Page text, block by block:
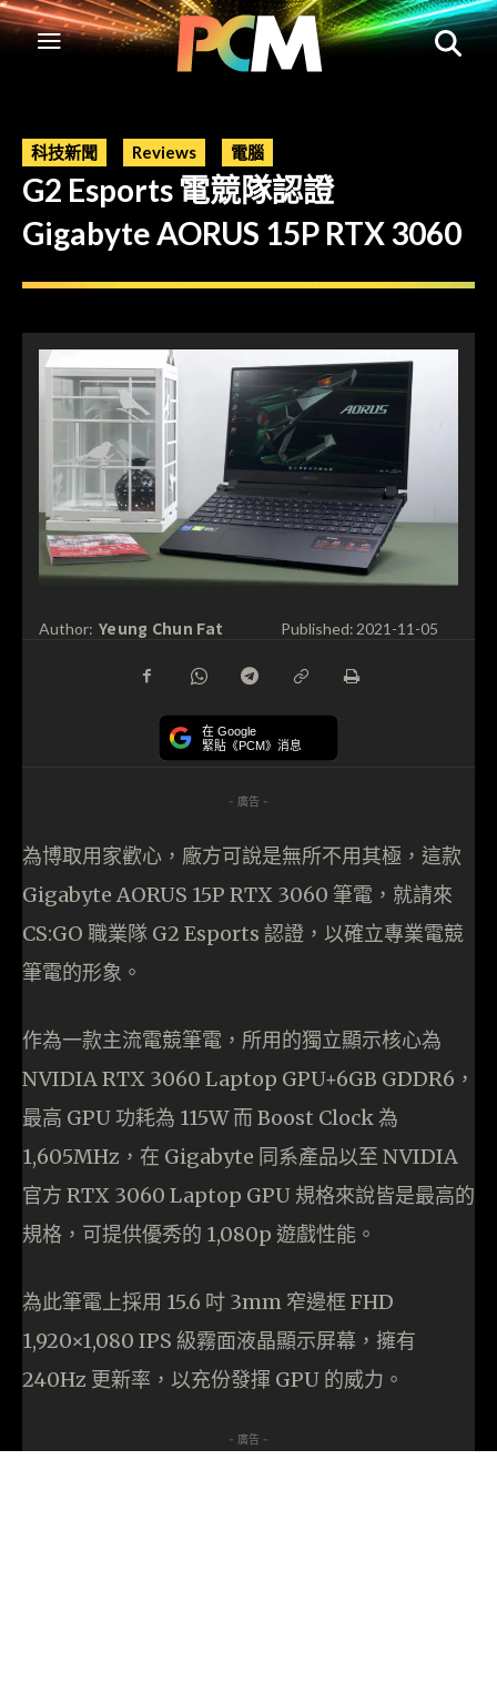
科技新聞 Reviews 電腦
G2 Esports 電競隊認證
Gigabyte AORUS 15P RTX 3060
Author: Yeung Chun Fat Published: 2021-11-05
在 Google
緊貼《PCM》消息
- 廣告 -
為博取用家歡心，廠方可說是無所不用其極，這款
Gigabyte AORUS 15P RTX 3060 筆電，就請來
CS:GO 職業隊 G2 Esports 認證，以確立專業電競
筆電的形象。
作為一款主流電競筆電，所用的獨立顯示核心為
NVIDIA RTX 3060 Laptop GPU+6GB GDDR6，
最高 GPU 功耗為 115W 而 Boost Clock 為
1,605MHz，在 Gigabyte 同系產品以至 NVIDIA
官方 RTX 3060 Laptop GPU 規格來說皆是最高的
規格，可提供優秀的 1,080p 遊戲性能。
為此筆電上採用 15.6 吋 3mm 窄邊框 FHD
1,920×1,080 IPS 級霧面液晶顯示屏幕，擁有
240Hz 更新率，以充份發揮 GPU 的威力。
- 廣告 -